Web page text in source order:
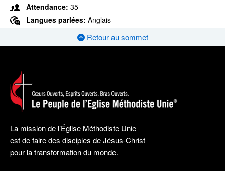
Attendance: 35
Langues parlées: Anglais
Retour au sommet
La mission de l’Église Méthodiste Unie
est de faire des disciples de Jésus-Christ
pour la transformation du monde.